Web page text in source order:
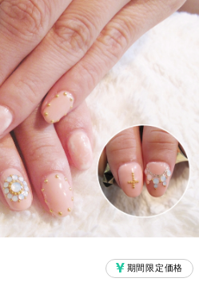
期間限定価格